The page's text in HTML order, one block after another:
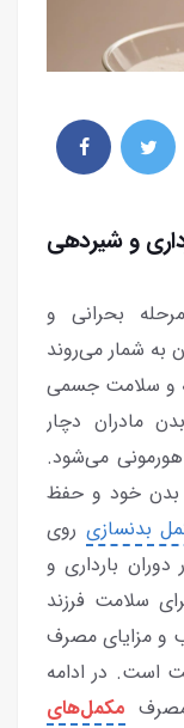
و شیردهی
بحرانی و
به شمار می‌روند
و سلامت جسمی
مادران دچار
هورمونی می‌شود.
بدن خود و حفظ
بدنسازی روی
بارداری و
سلامت فرزند
و مزایای مصرف
است. در ادامه
مکمل‌‌های